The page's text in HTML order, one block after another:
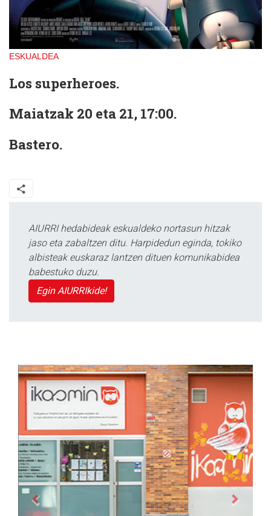
ESKUALDEA
Los superheroes.
Maiatzak 20 eta 21, 17:00.
Bastero.
AIURRI hedabideak eskualdeko nortasun hitzak
jaso eta zabaltzen ditu. Harpidedun eginda, tokiko
albisteak euskaraz lantzen dituen komunikabidea
babestuko duzu.
Egin AIURRIkide!
Previous Next